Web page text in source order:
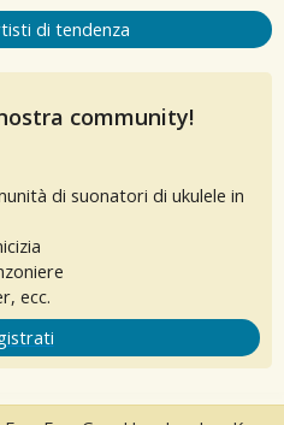
di tendenza
community!
di suonatori di ukulele in
ecc.